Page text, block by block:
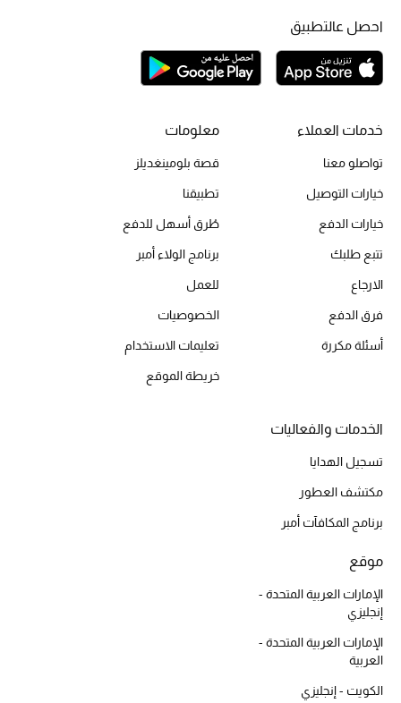
أبرز المصممين
غرفة الطعام
الشراشف
الحمام
مستلزمات المنزل
تسوقوا للمنزل
عرض كل التنزيلات
مجوهرات عصرية للنساء
خدمات العملاء
تواصلو معنا
خيارات التوصيل
خيارات الدفع
تتبع طلبك
الارجاع
فرق الدفع
أسئلة مكررة
معلومات
قصة بلومينغديلز
تطبيقنا
طُرق أسهل للدفع
برنامج الولاء أمبر
للعمل
الخصوصيات
تعليمات الاستخدام
خريطة الموقع
الخدمات والفعاليات
تسجيل الهدايا
مكتشف العطور
برنامج المكافآت أمبر
موقع
الإمارات العربية المتحدة -
إنجليزي
الإمارات العربية المتحدة -
العربية
الكويت - إنجليزي
احصل عالتطبيق